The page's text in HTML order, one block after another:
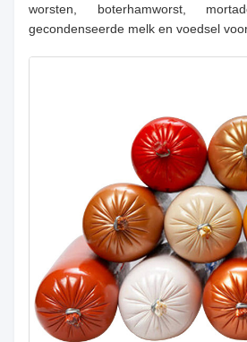
worsten, boterhamworst,
gecondenseerde melk en voedsel